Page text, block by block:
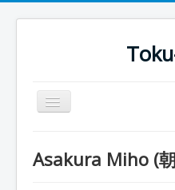
Basculer
la
Toku-Actrices
Asakura Miho (